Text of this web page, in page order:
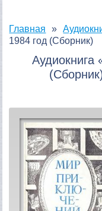
Главная
1984 год (Сборник)
Аудиокнига